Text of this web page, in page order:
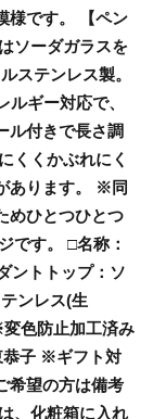
様です。 【ペン
ソーダガラスを
ステンレス製。
ギー対応で、
ル付きで長さ調
くくかぶれにく
あります。 ※同
めひとつひとつ
です。 □名称：
ントトップ：ソ
ンレス(生
色防止加工済み
子 ※ギフト対
希望の方は備考
、化粧箱に入れ